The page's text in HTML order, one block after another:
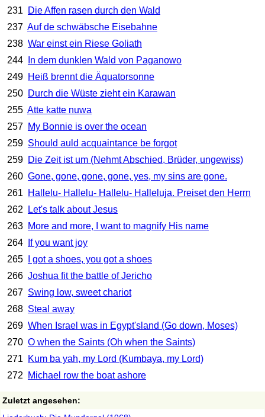
231
Die Affen rasen durch den Wald
237 Auf de schwäbsche Eisebahne
238 War einst ein Riese Goliath
244
In dem dunklen Wald von Paganowo
249 Heiß brennt die Äquatorsonne
250 Durch die Wüste zieht ein Karawan
255 Atte katte nuwa
257 My Bonnie is over the ocean
259 Should auld acquaintance be forgot
259 Die Zeit ist um (Nehmt Abschied, Brüder, ungewiss)
260 Gone, gone, gone, gone, yes, my sins are gone.
261
Hallelu- Hallelu- Hallelu- Halleluja. Preiset den Herrn
262
Let's talk about Jesus
263 More and more, I want to magnify His name
264
If you want joy
265
I got a shoes, you got a shoes
266 Joshua fit the battle of Jericho
267 Swing low, sweet chariot
268 Steal away
269 When Israel was in Egypt'sland (Go down, Moses)
270 O when the Saints (Oh when the Saints)
271
Kum ba yah, my Lord (Kumbaya, my Lord)
272
Michael row the boat ashore
Zuletzt angesehen: